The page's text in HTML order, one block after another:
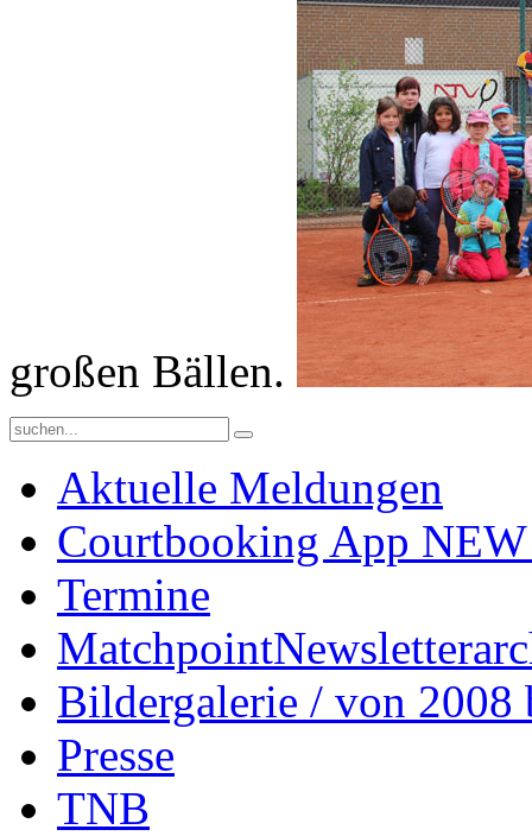
großen Bällen.
Aktuelle Meldungen
Courtbooking App
Termine
Matchpoint
Bildergalerie / von 2008
Presse
TNB